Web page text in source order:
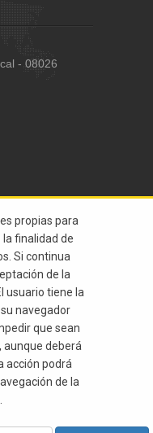
- 08026
Reserved | Legal
propias para
finalidad de
Si continua
de la
usuario tiene la
navegador
que sean
aunque deberá
acción podrá
de la